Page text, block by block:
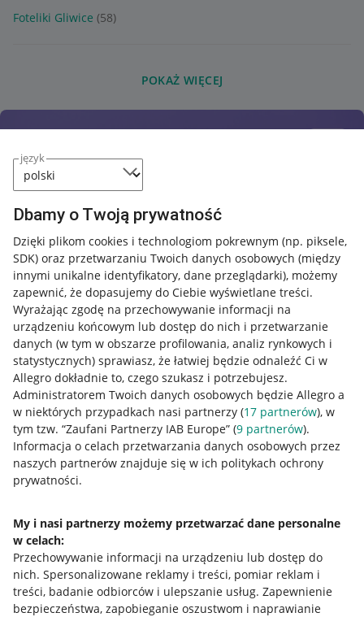
język
Dbamy o Twoją prywatność
Dzięki plikom cookies i technologiom pokrewnym (np. piksele,
SDK) oraz przetwarzaniu Twoich danych osobowych (między
innymi unikalne identyfikatory, dane przeglądarki), możemy
zapewnić, że dopasujemy do Ciebie wyświetlane treści.
Wyrażając zgodę na przechowywanie informacji na
urządzeniu końcowym lub dostęp do nich i przetwarzanie
danych (w tym w obszarze profilowania, analiz rynkowych i
statystycznych) sprawiasz, że łatwiej będzie odnaleźć Ci w
Allegro dokładnie to, czego szukasz i potrzebujesz.
Administratorem Twoich danych osobowych będzie Allegro a
w niektórych przypadkach nasi partnerzy (17 partnerów), w
tym tzw. “Zaufani Partnerzy IAB Europe” (9 partnerów).
Informacja o celach przetwarzania danych osobowych przez
naszych partnerów znajduje się w ich politykach ochrony
prywatności.
My i nasi partnerzy możemy przetwarzać dane personalne
w celach:
Przechowywanie informacji na urządzeniu lub dostęp do
nich. Spersonalizowane reklamy i treści, pomiar reklam i
treści, badanie odbiorców i ulepszanie usług. Zapewnienie
bezpieczeństwa, zapobieganie oszustwom i naprawianie
Foteliki Gliwice (58)
POKAŻ WIĘCEJ
Przydatne informacje
Jak to działa
Allegro Gadane dla sprzedających
Allegro Gadane dla kupujących
Mapa miejscowości